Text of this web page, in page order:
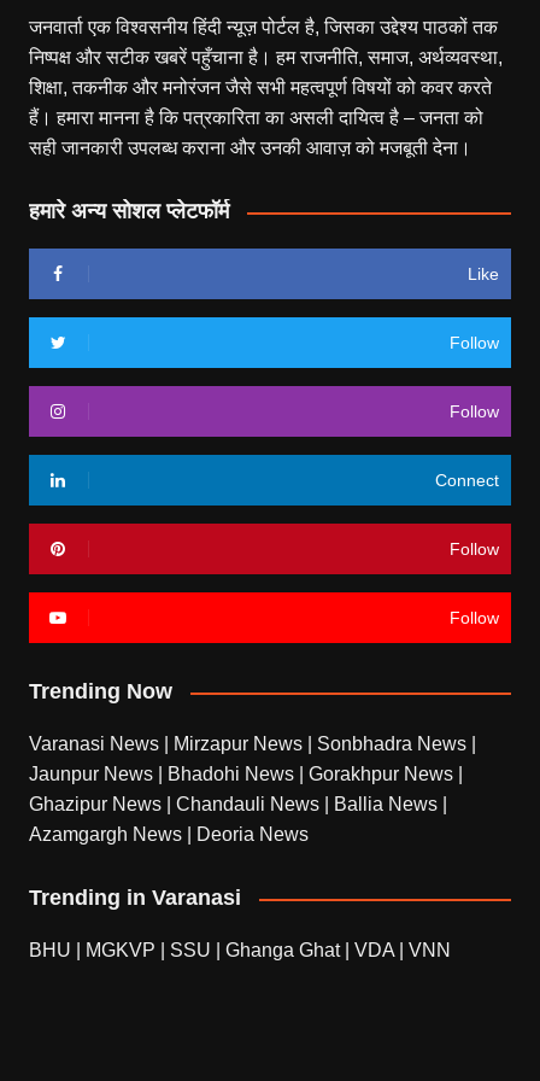
जनवार्ता एक विश्वसनीय हिंदी न्यूज़ पोर्टल है, जिसका उद्देश्य पाठकों तक
निष्पक्ष और सटीक खबरें पहुँचाना है। हम राजनीति, समाज, अर्थव्यवस्था,
शिक्षा, तकनीक और मनोरंजन जैसे सभी महत्वपूर्ण विषयों को कवर करते
हैं। हमारा मानना है कि पत्रकारिता का असली दायित्व है – जनता को
सही जानकारी उपलब्ध कराना और उनकी आवाज़ को मजबूती देना।
हमारे अन्य सोशल प्लेटफॉर्म
Like
Follow
Follow
Connect
Follow
Follow
Trending Now
Varanasi News Mirzapur News Sonbhadra News
Jaunpur News
Bhadohi News Gorakhpur News
Ghazipur News
Chandauli News Ballia News
Azamgargh News
Deoria News
Trending in Varanasi
BHU MGKVP SSU Ghanga Ghat| VDA VNN